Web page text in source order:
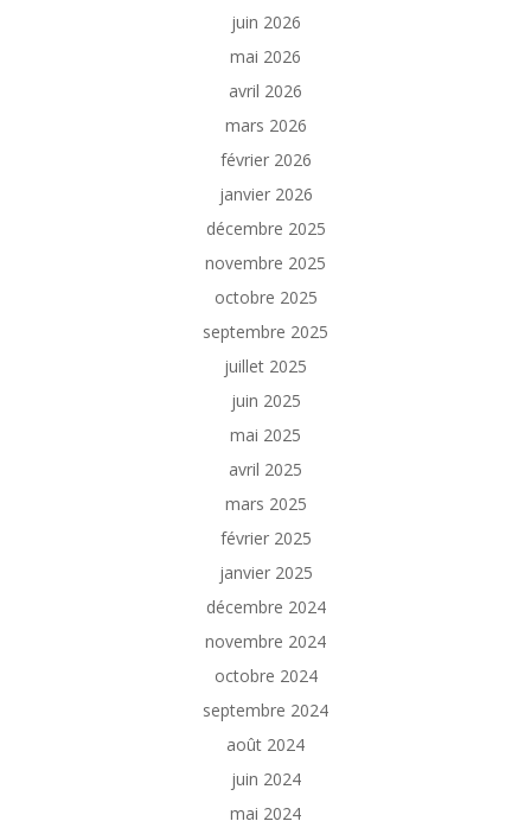
juin 2026
mai 2026
avril 2026
mars 2026
février 2026
janvier 2026
décembre 2025
novembre 2025
octobre 2025
septembre 2025
juillet 2025
juin 2025
mai 2025
avril 2025
mars 2025
février 2025
janvier 2025
décembre 2024
novembre 2024
octobre 2024
septembre 2024
août 2024
juin 2024
mai 2024